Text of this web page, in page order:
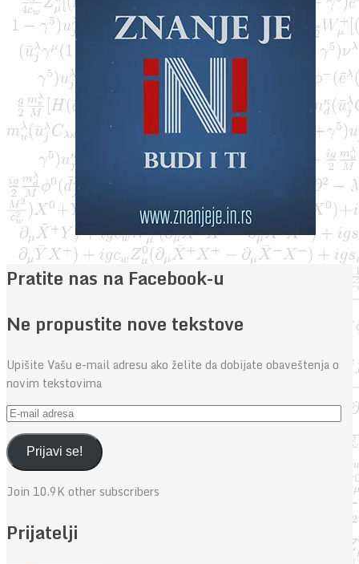
Pratite nas na Facebook-u
Ne propustite nove tekstove
Upišite Vašu e-mail adresu ako želite da dobijate obaveštenja o
novim tekstovima
E-
mail
adresaPrijavi se!
Join 10.9K other subscribers
Prijatelji